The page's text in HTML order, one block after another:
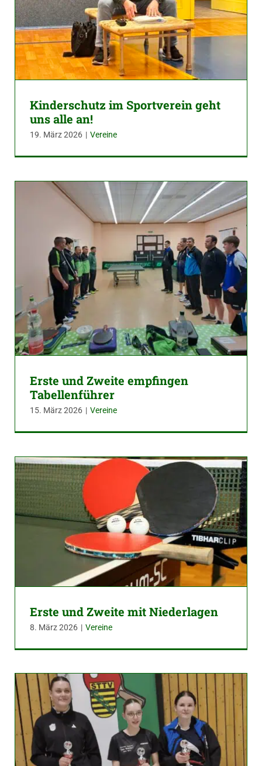
Kinderschutz im Sportverein geht
uns alle an!
19. März 2026 | Vereine
Erste und Zweite empfingen
Tabellenführer
15. März 2026 | Vereine
Erste und Zweite mit Niederlagen
8. März 2026 | Vereine